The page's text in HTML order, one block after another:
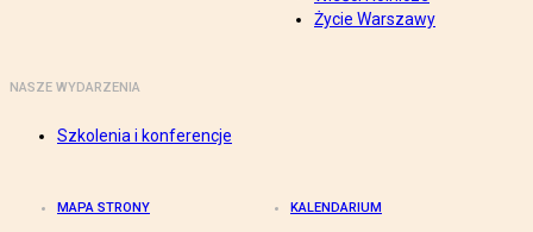
Życie Warszawy
NASZE WYDARZENIA
Szkolenia i konferencje
MAPA STRONY KALENDARIUM